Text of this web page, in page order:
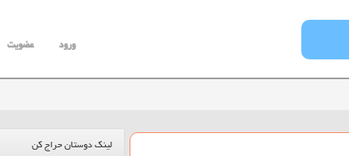
ورود عضویت
لینک دوستان حراج کن